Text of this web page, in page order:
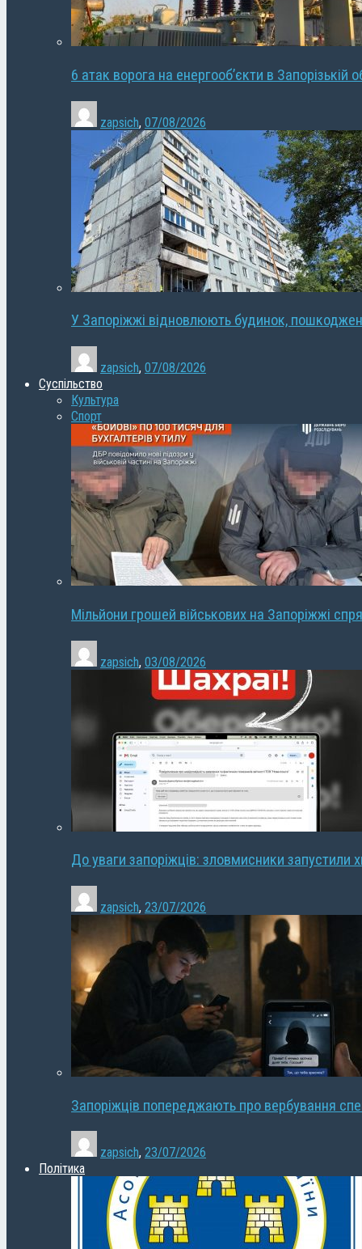
6 атак ворога на енергооб’єкти в Запорізькій
zapsich, 07/08/2026
У Запоріжжі відновлюють будинок,
zapsich, 07/08/2026
Суспільство
Культура
Спорт
Мільйони грошей військових на Запоріжжі
zapsich, 03/08/2026
До уваги запоріжців: зловмисники запустили
zapsich, 23/07/2026
Запоріжців попереджають про вербування
zapsich, 23/07/2026
Політика